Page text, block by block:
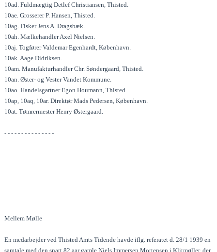
10ad. Fuldmægtig Detlef Christiansen, Thisted.
10ae. Grosserer P. Hansen, Thisted.
10ag. Fisker Jens A. Dragsbæk.
10ah. Mælkehandler Axel Nielsen.
10aj. Togfører Valdemar Egenhardt, København.
10ak. Aage Didriksen.
10am. Manufakturhandler Chr. Søndergaard, Thisted.
10an. Øster- og Vester Vandet Kommune.
10ao. Handelsgartner Egon Houmann, Thisted.
10ap, 10aq, 10ar. Direktør Mads Pedersen, København.
10at. Tømrermester Henry Østergaard.
- - - - - - - - - - - - - - -
Mellem Mølle
En medarbejder ved Thisted Amts Tidende havde iflg. referatet d. 28/1 1939 en
samtale med den snart 82 aar gamle Niels Immersen Mortensen i Klitmøller, der